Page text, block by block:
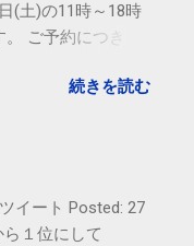
(土)の11時～18時
ご予約につきま
いことがあります
合わせは
続きを読む
イート Posted: 27
ら１位にして